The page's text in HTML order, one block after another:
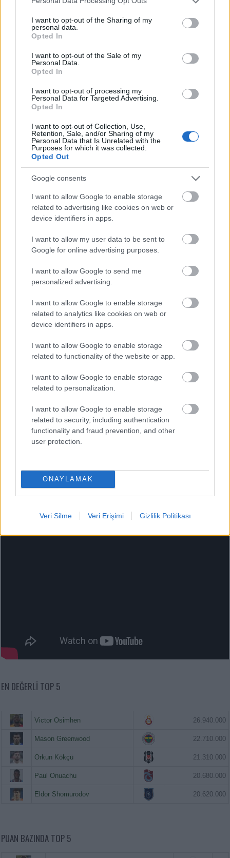
not limited to your visit or usage behaviour. You may click to
grant or deny consent to Google and its third-party tags to
use your data for below specified purposes in below Google
consent section.
I want to opt-out of the Sharing of my
personal data.
Opted In
I want to opt-out of the Sale of my
Personal Data.
Opted In
I want to opt-out of processing my
Personal Data for Targeted Advertising.
Opted In
I want to opt-out of Collection, Use,
Retention, Sale, and/or Sharing of my
Personal Data that Is Unrelated with the
Purposes for which it was collected.
Opted Out
Google consents
I want to allow Google to enable storage
related to advertising like cookies on web or
device identifiers in apps.
I want to allow my user data to be sent to
Google for online advertising purposes.
I want to allow Google to send me
personalized advertising.
I want to allow Google to enable storage
related to analytics like cookies on web or
device identifiers in apps.
I want to allow Google to enable storage
related to functionality of the website or app.
I want to allow Google to enable storage
related to personalization.
I want to allow Google to enable storage
related to security, including authentication
functionality and fraud prevention, and other
user protection.
ONAYLAMAK
Veri Silme Veri Erişimi Gizlilik Politikası
Saklı Cevherler – Geçtiğimiz yazdan bu yana değerine değer
01/01/2023 Yazar Rıdvan Kutlu|
Galatasaray rotasyonunda iyiden iyiye yerini sağlamlaştırarak ve daha
Return of the Kings – Dönüşü muhteşem olacak. Kral kaldığı
12/20/2022 Yazar Rıdvan Kutlu|
hazırlanıyor. Geri dönüşünün muhteşem olacağına ve kaldığı yerden
EN DEĞERLI TOP 5
Victor Osimhen 26.940.000
Mason Greenwood 22.710.000
Orkun Kökçü 21.310.000
Paul Onuachu 20.680.000
Eldor Shomurodov 20.620.000
PUAN BAZINDA TOP 5